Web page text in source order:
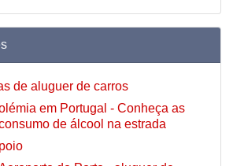
de aluguer de carros
em Portugal - Conheça as
de álcool na estrada